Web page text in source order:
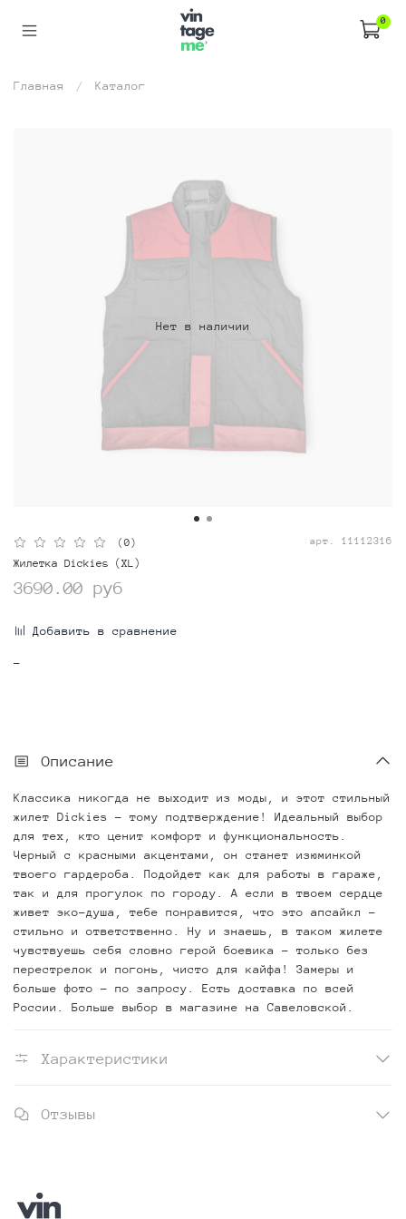
0
Главная Каталог
Нет в наличии
(0) арт. 11112316
Жилетка Dickies (XL)
3690.00 руб
Добавить в сравнение
-
Описание
Классика никогда не выходит из моды, и этот стильный
жилет Dickies - тому подтверждение! Идеальный выбор
для тех, кто ценит комфорт и функциональность.
Черный с красными акцентами, он станет изюминкой
твоего гардероба. Подойдет как для работы в гараже,
так и для прогулок по городу. А если в твоем сердце
живет эко-душа, тебе понравится, что это апсайкл -
стильно и ответственно. Ну и знаешь, в таком жилете
чувствуешь себя словно герой боевика - только без
перестрелок и погонь, чисто для кайфа! Замеры и
больше фото - по запросу. Есть доставка по всей
России. Больше выбор в магазине на Савеловской.
Характеристики
Отзывы